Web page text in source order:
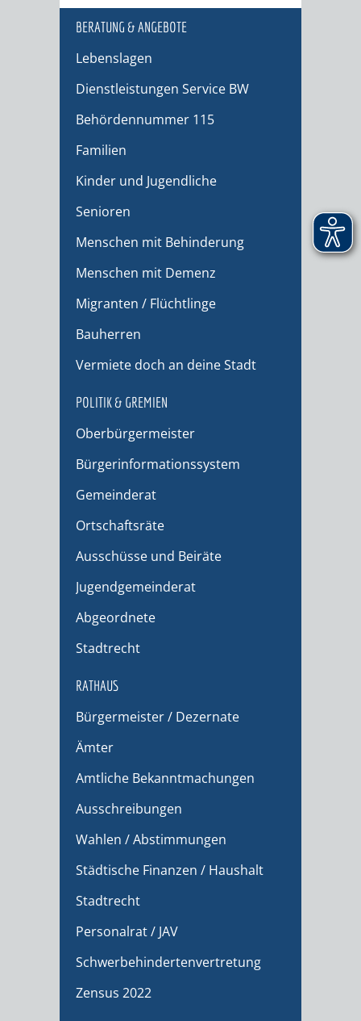
BERATUNG & ANGEBOTE
Lebenslagen
Dienstleistungen Service BW
Behördennummer 115
Familien
Kinder und Jugendliche
Senioren
Menschen mit Behinderung
Menschen mit Demenz
Migranten / Flüchtlinge
Bauherren
Vermiete doch an deine Stadt
POLITIK & GREMIEN
Oberbürgermeister
Bürgerinformationssystem
Gemeinderat
Ortschaftsräte
Ausschüsse und Beiräte
Jugendgemeinderat
Abgeordnete
Stadtrecht
RATHAUS
Bürgermeister / Dezernate
Ämter
Amtliche Bekanntmachungen
Ausschreibungen
Wahlen / Abstimmungen
Städtische Finanzen / Haushalt
Stadtrecht
Personalrat / JAV
Schwerbehindertenvertretung
Zensus 2022